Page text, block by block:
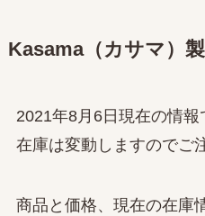
Kasama（カサマ）
2021年8月6日現在の情報
在庫は変動しますのでご
商品と価格、現在の在庫